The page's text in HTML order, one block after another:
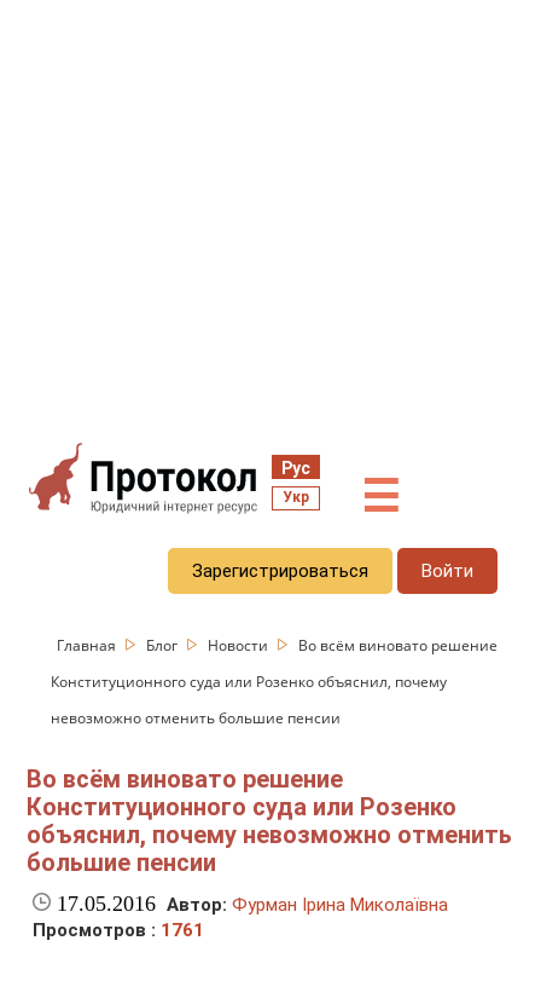
Рус
Укр ☰
Зарегистрироваться Войти
Главная Блог Новости
Во всём виновато решение
Конституционного суда или Розенко объяснил, почему
невозможно отменить большие пенсии
Во всём виновато решение
Конституционного суда или Розенко
объяснил, почему невозможно отменить
большие пенсии
17.05.2016 Автор: Фурман Ірина Миколаївна
Просмотров : 1761